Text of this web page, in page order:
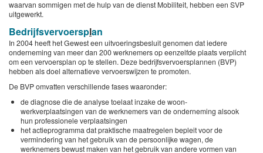
waarvan sommigen met de hulp van de dienst Mobiliteit, hebben een SVP
uitgewerkt.
Bedrijfsvervoersplan
In 2004 heeft het Gewest een uitvoeringsbesluit genomen dat iedere
onderneming van meer dan 200 werknemers op eenzelfde plaats verplicht
om een vervoersplan op te stellen. Deze bedrijfsvervoersplannen (BVP)
hebben als doel alternatieve vervoerswijzen te promoten.
De BVP omvatten verschillende fases waaronder:
de diagnose die de analyse toelaat inzake de woon-
werkverplaatsingen van de werknemers van de onderneming alsook
hun professionele verplaatsingen
het actieprogramma dat praktische maatregelen bepleit voor de
vermindering van het gebruik van de persoonlijke wagen, de
werknemers bewust maken van het gebruik van andere vormen van